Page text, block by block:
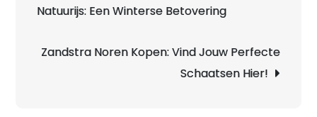
Natuurijs: Een Winterse Betovering
Zandstra Noren Kopen: Vind Jouw Perfecte
Schaatsen Hier!